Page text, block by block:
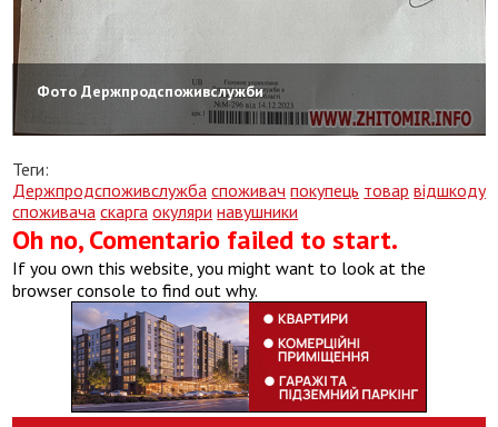
Фото Держпродспоживслужби
Теги:
Держпродспоживслужба споживач покупець товар
споживача скарга окуляри навушники
Oh no, Comentario failed to start.
If you own this website, you might want to look at the
browser console to find out why.